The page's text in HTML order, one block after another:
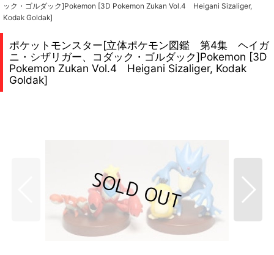
ック・ゴルダック]Pokemon [3D Pokemon Zukan Vol.4 Heigani Sizaliger,
Kodak Goldak]
ポケットモンスター[立体ポケモン図鑑 第4集 ヘイガ
ニ・シザリガー、コダック・ゴルダック]Pokemon [3D
Pokemon Zukan Vol.4 Heigani Sizaliger, Kodak
Goldak]